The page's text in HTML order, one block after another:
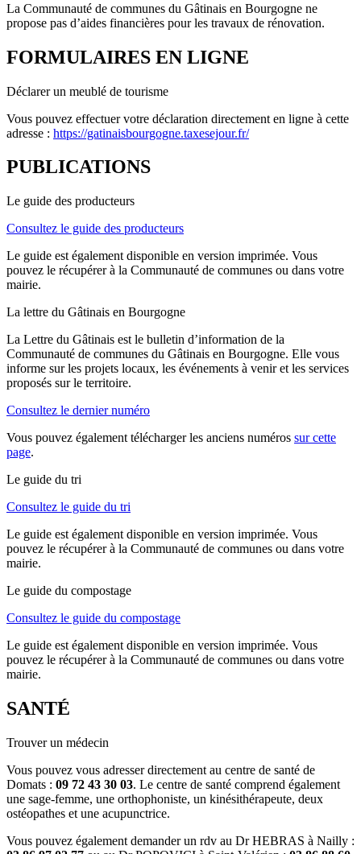
La Communauté de communes du Gâtinais en Bourgogne ne
propose pas d’aides financières pour les travaux de rénovation.
FORMULAIRES EN LIGNE
Déclarer un meublé de tourisme
Vous pouvez effectuer votre déclaration directement en ligne à cette
adresse : https://gatinaisbourgogne.taxesejour.fr/
PUBLICATIONS
Le guide des producteurs
Consultez le guide des producteurs
Le guide est également disponible en version imprimée. Vous
pouvez le récupérer à la Communauté de communes ou dans votre
mairie.
La lettre du Gâtinais en Bourgogne
La Lettre du Gâtinais est le bulletin d’information de la
Communauté de communes du Gâtinais en Bourgogne. Elle vous
informe sur les projets locaux, les événements à venir et les services
proposés sur le territoire.
Consultez le dernier numéro
Vous pouvez également télécharger les anciens numéros sur cette
page.
Le guide du tri
Consultez le guide du tri
Le guide est également disponible en version imprimée. Vous
pouvez le récupérer à la Communauté de communes ou dans votre
mairie.
Le guide du compostage
Consultez le guide du compostage
Le guide est également disponible en version imprimée. Vous
pouvez le récupérer à la Communauté de communes ou dans votre
mairie.
SANTÉ
Trouver un médecin
Vous pouvez vous adresser directement au centre de santé de
Domats : 09 72 43 30 03. Le centre de santé comprend également
une sage-femme, une orthophoniste, un kinésithérapeute, deux
ostéopathes et une acupunctrice.
Vous pouvez également demander un rdv au Dr HEBRAS à Nailly :